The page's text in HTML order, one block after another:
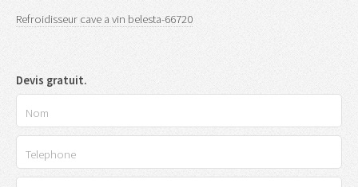
Refroidisseur cave a vin belesta-66720
Devis gratuit.